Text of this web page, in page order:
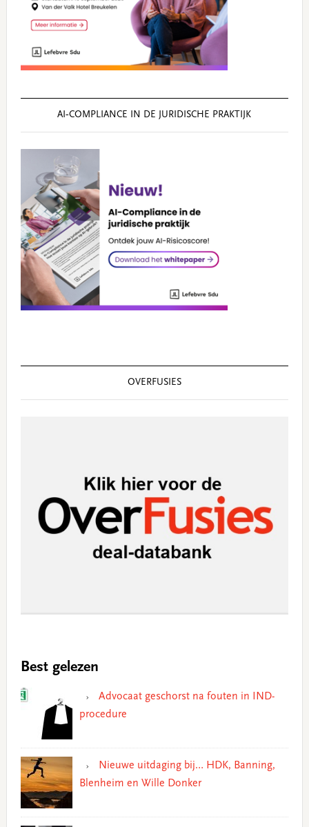
AI‑COMPLIANCE IN DE JURIDISCHE PRAKTIJK
OVERFUSIES
Best gelezen
Advocaat geschorst na fouten in IND-
procedure
Nieuwe uitdaging bij… HDK, Banning,
Blenheim en Wille Donker